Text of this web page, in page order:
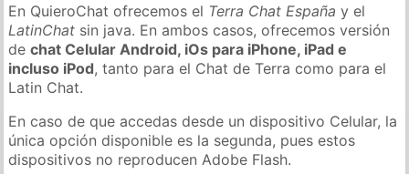
En QuieroChat ofrecemos el Terra Chat España y el
LatinChat sin java. En ambos casos, ofrecemos versión
dechat Celular Android, iOs para iPhone, iPad e
incluso iPod, tanto para el Chat de Terra como para el
Latin Chat.
En caso de que accedas desde un dispositivo Celular, la
única opción disponible es la segunda, pues estos
dispositivos no reproducen Adobe Flash.